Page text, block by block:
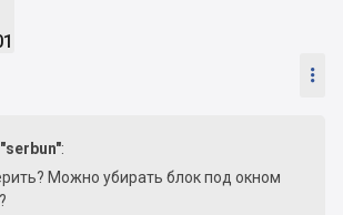

"serbun":
Можно убирать блок под окном